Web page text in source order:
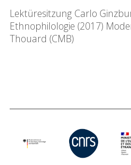
Lektüresitzung Carlo
Ethnophilologie (2017)
Thouard (CMB)